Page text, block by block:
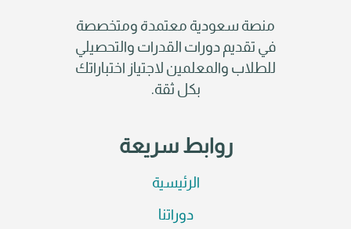
منصة سعودية معتمدة ومتخصصة
في تقديم دورات القدرات والتحصيلي
للطلاب والمعلمين لاجتياز اختباراتك
بكل ثقة.
روابط سريعة
الرئيسية
دوراتنا